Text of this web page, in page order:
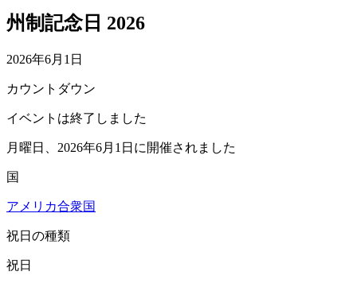
州制記念日 2026
2026年6月1日
カウントダウン
イベントは終了しました
月曜日、2026年6月1日に開催されました
国
アメリカ合衆国
祝日の種類
祝日